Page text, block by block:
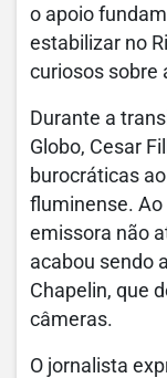
o apoio
estabilizar no
curiosos sobre
Durante a
Globo, Cesar
burocráticas
fluminense. Ao
emissora não
acabou sendo
Chapelin, que
câmeras.
O jornalista